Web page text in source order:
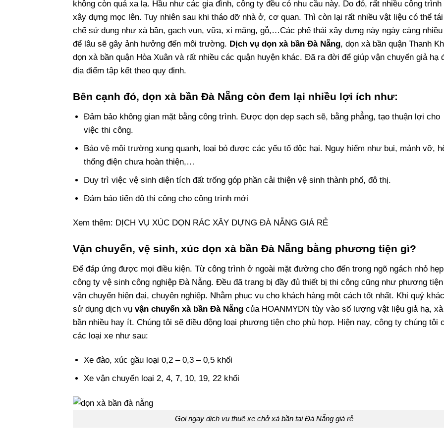
không còn quá xa lạ. Hầu như các gia đình, công ty đều có nhu cầu này. Do đó, rất nhiều công trình
xây dựng mọc lên. Tuy nhiên sau khi tháo dỡ nhà ở, cơ quan. Thì còn lại rất nhiều vật liệu có thể tái
chế sử dụng như xà bần, gạch vụn, vữa, xi măng, gỗ,…Các phế thải xây dựng này ngày càng
để lâu sẽ gây ảnh hưởng đến môi trường. Dịch vụ dọn xà bần Đà Nẵng, dọn xà bần quận Thanh
dọn xà bần quận Hòa Xuân và rất nhiều các quận huyện khác. Đã ra đời để giúp vận chuyển giả hạ
địa điểm tập kết theo quy định.
Bên cạnh đó, dọn xà bần Đà Nẵng còn đem lại nhiều lợi ích như:
Đảm bảo không gian mặt bằng công trình. Được dọn dẹp sạch sẽ, bằng phẳng, tạo thuận lợi cho
việc thi công.
Bảo vệ môi trường xung quanh, loại bỏ được các yếu tố độc hại. Nguy hiểm như bụi, mảnh vỡ,
thống điện chưa hoàn thiện,…
Duy trì việc vệ sinh diện tích đất trống góp phần cải thiện vệ sinh thành phố, đô thị.
Đảm bảo tiến độ thi công cho công trình mới
Xem thêm: DỊCH VỤ XÚC DỌN RÁC XÂY DỰNG ĐÀ NẴNG GIÁ RẺ
Vận chuyển, vệ sinh, xúc dọn xà bần Đà Nẵng bằng phương tiện gì?
Để đáp ứng được mọi điều kiện. Từ công trình ở ngoài mặt đường cho đến trong ngõ ngách nhỏ
công ty vệ sinh công nghiệp Đà Nẵng. Đều đã trang bị đầy đủ thiết bị thi công cũng như phương tiện
vận chuyển hiện đại, chuyên nghiệp. Nhằm phục vụ cho khách hàng một cách tốt nhất. Khi quý
sử dụng dịch vụ vận chuyển xà bần Đà Nẵng của HOANMYDN tùy vào số lượng vật liệu giả hạ, xà
bần nhiều hay ít. Chúng tôi sẽ điều động loại phương tiện cho phù hợp. Hiện nay, công ty chúng tôi
các loại xe như sau:
Xe đào, xúc gầu loại 0,2 – 0,3 – 0,5 khối
Xe vận chuyển loại 2, 4, 7, 10, 19, 22 khối
Gọi ngay dịch vụ thuê xe chở xà bần tại Đà Nẵng giá rẻ